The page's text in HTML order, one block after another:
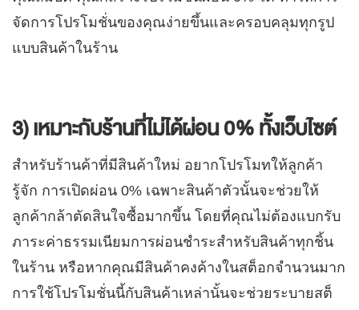
จัดการโปรโมชั่นของคุณง่ายขึ้นและครอบคลุมทุกรูป
แบบสินค้าในร้าน
3) เหมาะกับร้านที่ไม่ได้ผ่อน 0% ทั้งเว็บไซต์
สำหรับร้านค้าที่มีสินค้าใหม่ อยากโปรโมทให้ลูกค้า
รู้จัก การเปิดผ่อน 0% เฉพาะสินค้าตัวนั้นจะช่วยให้
ลูกค้ากล้าตัดสินใจซื้อมากขึ้น โดยที่คุณไม่ต้องแบกรับ
ภาระค่าธรรมเนียมการผ่อนชำระสำหรับสินค้าทุกชิ้น
ในร้าน หรือหากคุณมีสินค้าคงค้างในสต็อกจำนวนมาก
การใช้โปรโมชั่นนี้กับสินค้าเหล่านั้นจะช่วยระบายสต็